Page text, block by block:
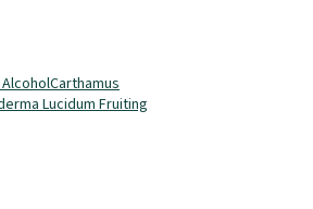
Carthamus
Lucidum Fruiting